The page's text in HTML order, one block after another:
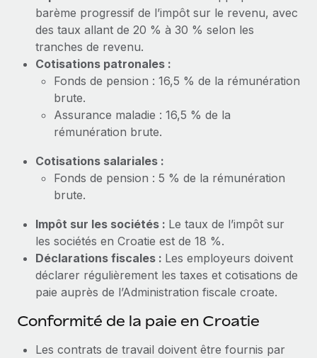
En savoir plus
barème progressif de l’impôt sur le revenu, avec
des taux allant de 20 % à 30 % selon les
tranches de revenu.
Cotisations patronales :
Fonds de pension : 16,5 % de la rémunération
brute.
Assurance maladie : 16,5 % de la
rémunération brute.
Cotisations salariales :
Fonds de pension : 5 % de la rémunération
brute.
Impôt sur les sociétés : Le taux de l’impôt sur
les sociétés en Croatie est de 18 %.
Déclarations fiscales : Les employeurs doivent
déclarer régulièrement les taxes et cotisations de
paie auprès de l’Administration fiscale croate.
Conformité de la paie en Croatie
Les contrats de travail doivent être fournis par